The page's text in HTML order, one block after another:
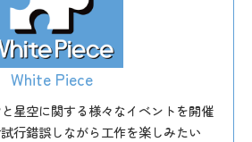
White Piece
星空に関する様々なイベントを開催
行錯誤しながら工作を楽しみたい